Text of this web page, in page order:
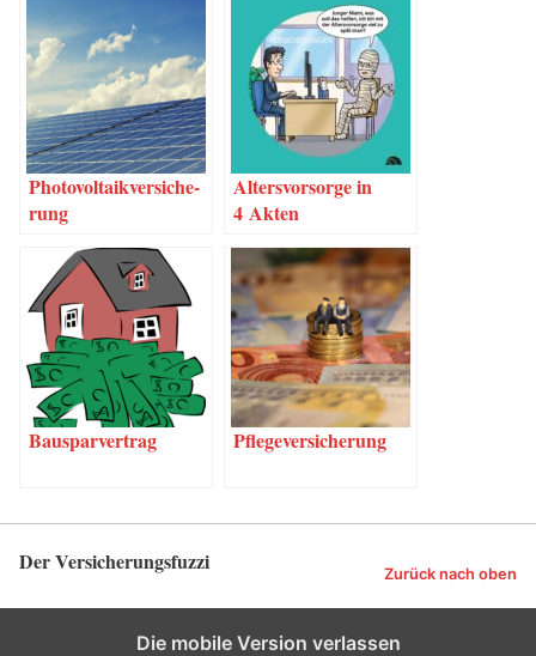
Pho­to­vol­ta­ik­ver­si­che­
rung
Alters­vor­sor­ge in
4 Akten
Bau­spar­ver­trag Pfle­ge­ver­si­che­rung
Der Versicherungsfuzzi Zurück nach oben
Die mobile Version verlassen